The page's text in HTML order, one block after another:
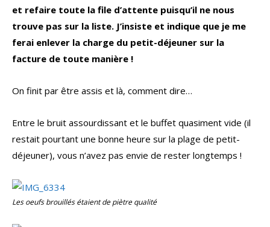
et refaire toute la file d’attente puisqu’il ne nous
trouve pas sur la liste. J’insiste et indique que je me
ferai enlever la charge du petit-déjeuner sur la
facture de toute manière !
On finit par être assis et là, comment dire…
Entre le bruit assourdissant et le buffet quasiment vide (il
restait pourtant une bonne heure sur la plage de petit-
déjeuner), vous n’avez pas envie de rester longtemps !
Les oeufs brouillés étaient de piètre qualité